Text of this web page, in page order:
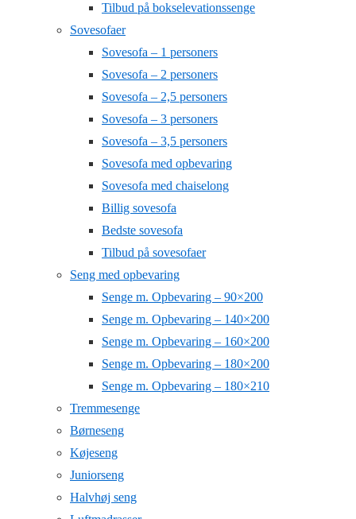
Tilbud på bokselevationssenge
Sovesofaer
Sovesofa – 1 personers
Sovesofa – 2 personers
Sovesofa – 2,5 personers
Sovesofa – 3 personers
Sovesofa – 3,5 personers
Sovesofa med opbevaring
Sovesofa med chaiselong
Billig sovesofa
Bedste sovesofa
Tilbud på sovesofaer
Seng med opbevaring
Senge m. Opbevaring – 90×200
Senge m. Opbevaring – 140×200
Senge m. Opbevaring – 160×200
Senge m. Opbevaring – 180×200
Senge m. Opbevaring – 180×210
Tremmesenge
Børneseng
Køjeseng
Juniorseng
Halvhøj seng